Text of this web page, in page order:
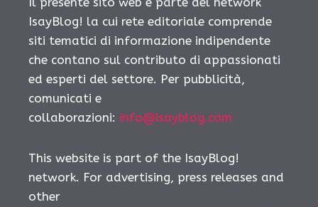
IsayBlog! la cui rete editoriale comprende
siti tematici di informazione indipendente
che contano sul contributo di appassionati
ed esperti del settore. Per pubblicità,
comunicati e
collaborazioni: info@isayblog.com
This website is part of the IsayBlog!
network. For advertising, press releases and
other